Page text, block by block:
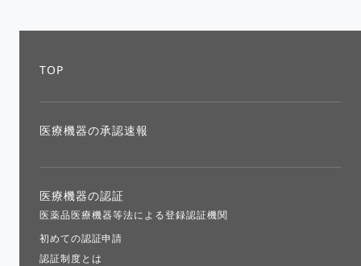
TOP
医療機器の承認速報
医療機器の認証
医薬品医療機器等法による登録認証機関
初めての認証申請
認証制度とは